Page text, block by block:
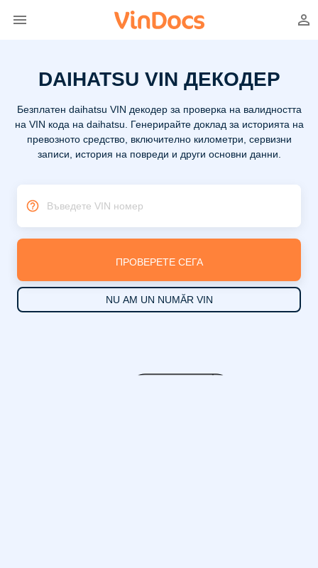
DAIHATSU VIN ДЕКОДЕР
Безплатен daihatsu VIN декодер за проверка на валидността
на VIN кода на daihatsu. Генерирайте доклад за историята на
превозното средство, включително километри, сервизни
записи, история на повреди и други основни данни.
Въведете VIN номер
ПРОВЕРЕТЕ СЕГА
NU AM UN NUMĂR VIN